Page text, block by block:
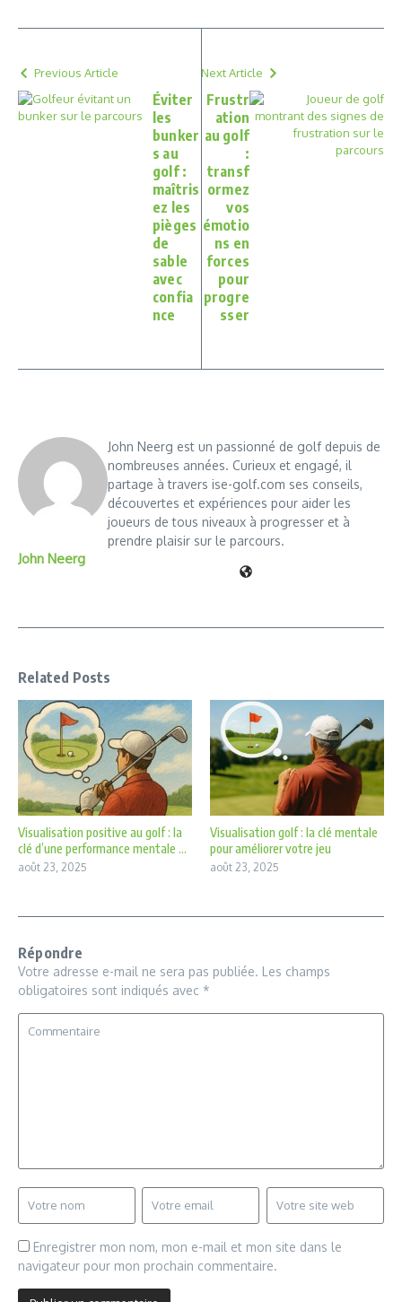
Previous Article
Éviter
les
bunker
s au
golf :
maîtris
ez les
pièges
de
sable
avec
confia
nce
Next Article
Frustr
ation
au golf
:
transf
ormez
vos
émotio
ns en
forces
pour
progre
sser
John Neerg
John Neerg est un passionné de golf depuis de
nombreuses années. Curieux et engagé, il
partage à travers ise-golf.com ses conseils,
découvertes et expériences pour aider les
joueurs de tous niveaux à progresser et à
prendre plaisir sur le parcours.
Related Posts
Visualisation positive au golf : la
clé d’une performance mentale ...
août 23, 2025
Visualisation golf : la clé mentale
pour améliorer votre jeu
août 23, 2025
Répondre
Votre adresse e-mail ne sera pas publiée. Les champs
obligatoires sont indiqués avec *
Enregistrer mon nom, mon e-mail et mon site dans le
navigateur pour mon prochain commentaire.